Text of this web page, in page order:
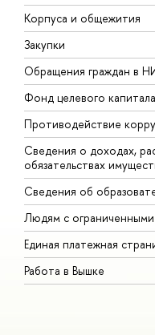
Корпуса и общежития
Закупки
Обращения граждан в
Фонд целевого капитала
Противодействие
Сведения о доходах,
обязательствах
Сведения об
Людям с
Единая платежная
Работа в Вышке